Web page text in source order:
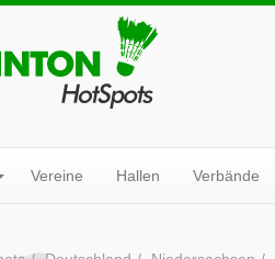
Vereine Hallen Verbände